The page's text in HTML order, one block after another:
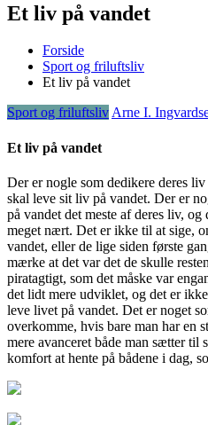
Et liv på vandet
Forside
Sport og friluftsliv
Et liv på vandet
Sport og friluftslivArne I.
Et liv på vandet
Der er nogle som dedikere deres
skal leve sit liv på vandet. Der er
på vandet det meste af deres liv,
meget nært. Det er ikke til at sige,
vandet, eller de lige siden første
mærke at det var det de skulle
piratagtigt, som det måske var
det lidt mere udviklet, og det er
leve livet på vandet. Det er noget
overkomme, hvis bare man har en
mere avanceret både man sætter til
komfort at hente på bådene i dag,